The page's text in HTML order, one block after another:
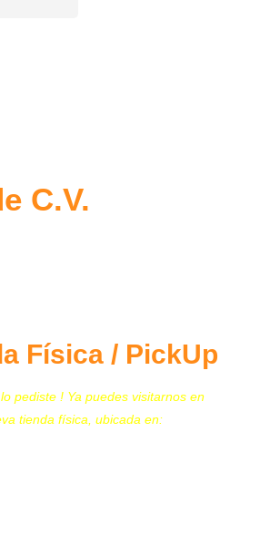
C.V.
Física / PickUp
pediste ! Ya puedes visitarnos en
tienda física, ubicada en: